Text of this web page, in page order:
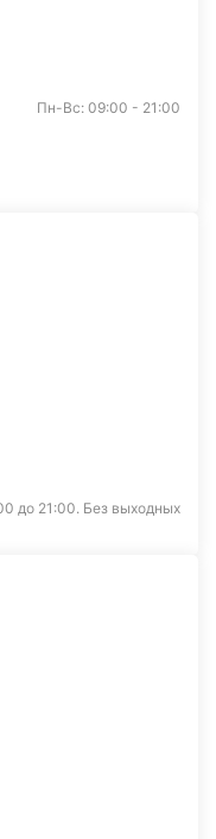
Пн-Вс: 09:00 - 21:00
до 21:00. Без выходных